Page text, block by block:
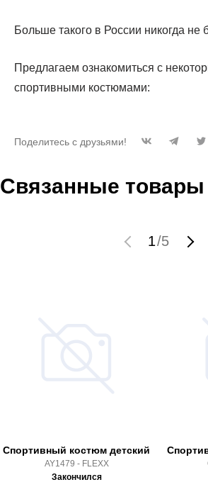
Больше такого в России никогда не
Предлагаем ознакомиться с
спортивными костюмами:
Поделитесь с друзьями!
Связанные товары
1/5
Спортивный костюм детский
AY1479 - FLEXX
Закончился